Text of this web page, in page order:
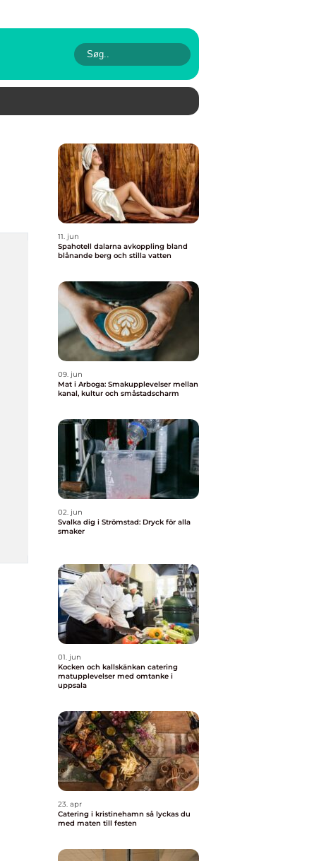
11. jun
Spahotell dalarna avkoppling bland
blånande berg och stilla vatten
09. jun
Mat i Arboga: Smakupplevelser mellan
kanal, kultur och småstadscharm
02. jun
Svalka dig i Strömstad: Dryck för alla
smaker
01. jun
Kocken och kallskänkan catering
matupplevelser med omtanke i
uppsala
23. apr
Catering i kristinehamn så lyckas du
med maten till festen